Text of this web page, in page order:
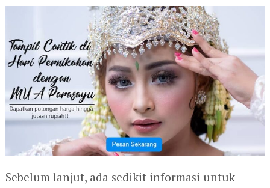
Sebelum lanjut, ada sedikit informasi untuk